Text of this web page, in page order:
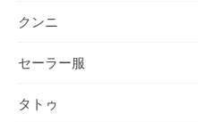
クンニ
セーラー服
タトゥ